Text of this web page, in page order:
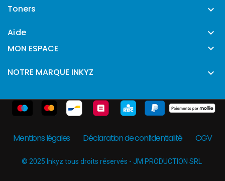
Toners 
Aide 
MON ESPACE 
NOTRE MARQUE INKYZ 
Mentions légales Déclaration de confidentialité CGV
© 2025 Inkyz tous droits réservés - JM PRODUCTION SRL